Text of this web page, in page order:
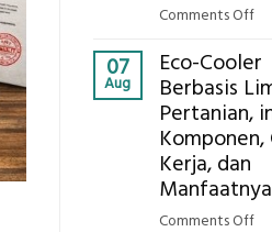
Comments Offon
07
Aug
Eco-Cooler
Berbasis
Pertanian,
Komponen,
Kerja, dan
Manfaatnya
Comments Offon